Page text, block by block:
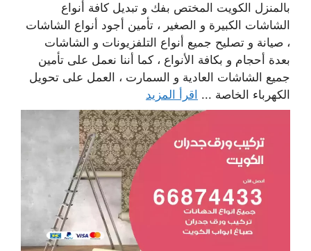
بالمنزل الكويت المختص بفك و تبديل كافة أنواع
الشاشات الكبيرة و الصغير ، تأمين أجود أنواع الشاشات
، صيانة و تصليح جميع أنواع التلفزيونات و الشاشات
بعدة أحجام و بكافة الأنواع ، كما أننا نعمل على تأمين
جميع الشاشات العادية و السمارت ، العمل على تحويل
الكهرباء الخاصة ... اقرأ المزيد